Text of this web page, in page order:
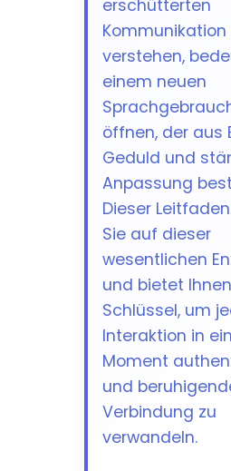
erschütterten
Kommunikation
verstehen,
einem neuen
öffnen, der aus
Geduld und
Anpassung
Dieser
Sie auf dieser
wesentlichen
und bietet
Schlüssel, um
Interaktion in
Moment
und
Verbindung zu
verwandeln.